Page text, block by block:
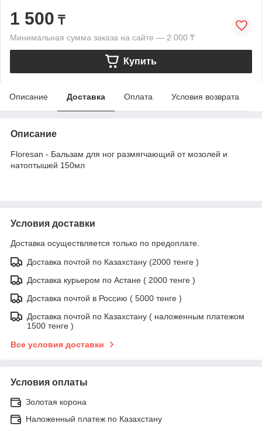
1 500 ₸
Минимальная сумма заказа на сайте — 2 000 ₸
Купить
Описание Доставка Оплата Условия возврата
Описание
Floresan - Бальзам для ног размягчающий от мозолей и
натоптышей 150мл
Условия доставки
Доставка осуществляется только по предоплате.
Доставка почтой по Казахстану (2000 тенге )
Доставка курьером по Астане ( 2000 тенге )
Доставка почтой в Россию ( 5000 тенге )
Доставка почтой по Казахстану ( наложенным платежом
1500 тенге )
Все условия доставки
Условия оплаты
Золотая корона
Наложенный платеж по Казахстану